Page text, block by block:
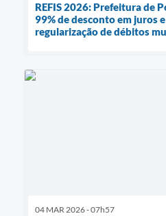
REFIS 2026: Prefeitura de
99% de desconto em juros
regularização de débitos
04 MAR 2026 - 07h57